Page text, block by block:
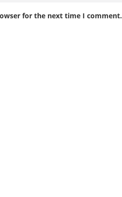
for the next time I comment.